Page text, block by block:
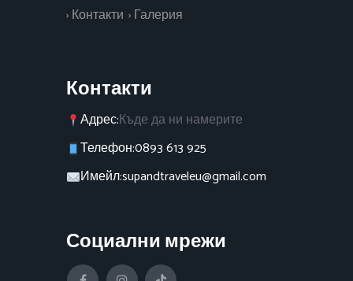
› Контакти › Галерия
Контакти
Адрес:Къде да ни намерите
Телефон:0893 613 925
Имейл:supandtraveleu@gmail.com
Социални мрежи